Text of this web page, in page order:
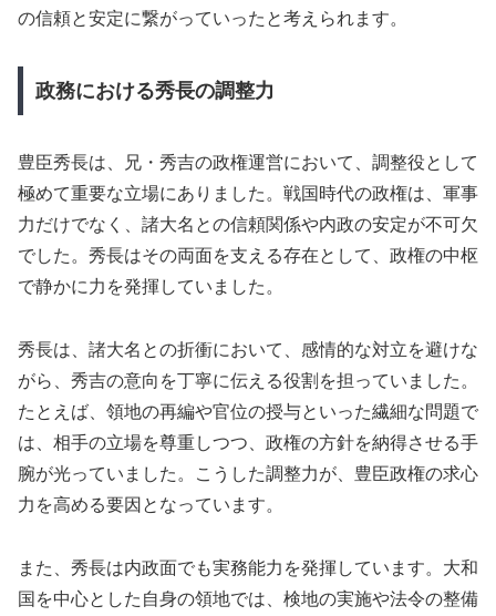
の信頼と安定に繋がっていったと考えられます。
政務における秀長の調整力
豊臣秀長は、兄・秀吉の政権運営において、調整役として
極めて重要な立場にありました。戦国時代の政権は、軍事
力だけでなく、諸大名との信頼関係や内政の安定が不可欠
でした。秀長はその両面を支える存在として、政権の中枢
で静かに力を発揮していました。
秀長は、諸大名との折衝において、感情的な対立を避けな
がら、秀吉の意向を丁寧に伝える役割を担っていました。
たとえば、領地の再編や官位の授与といった繊細な問題で
は、相手の立場を尊重しつつ、政権の方針を納得させる手
腕が光っていました。こうした調整力が、豊臣政権の求心
力を高める要因となっています。
また、秀長は内政面でも実務能力を発揮しています。大和
国を中心とした自身の領地では、検地の実施や法令の整備